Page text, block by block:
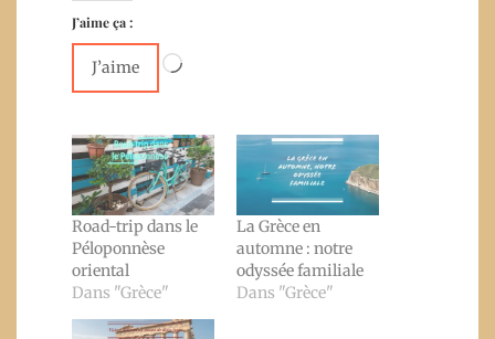
J’aime ça :
J’aime
Road-trip dans le
Péloponnèse
oriental
Dans "Grèce"
La Grèce en
automne : notre
odyssée familiale
Dans "Grèce"